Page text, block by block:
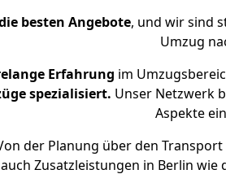
besten Angebote, und wir sind
Umzug
Erfahrung im
spezialisiert. Unser Netzwerk
Aspekte
der Planung über den
Zusatzleistungen in Berlin wie